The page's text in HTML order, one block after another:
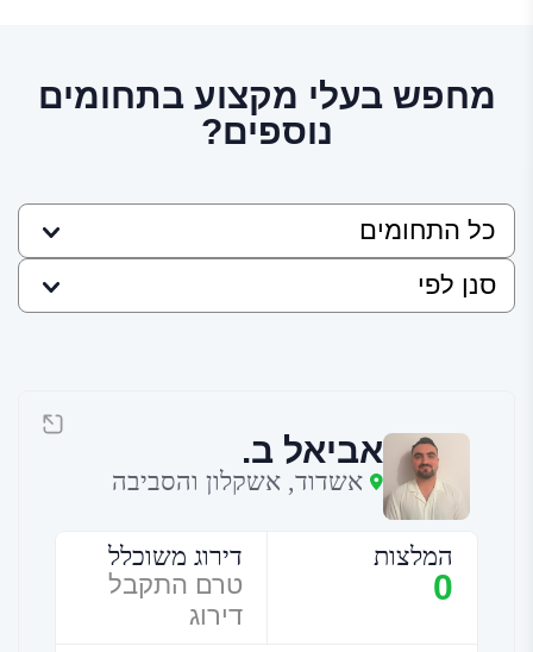
מחפש בעלי מקצוע בתחומים
נוספים?
אביאל ב.
אשדוד, אשקלון והסביבה
המלצות
0
דירוג משוכלל
טרם התקבל
דירוג